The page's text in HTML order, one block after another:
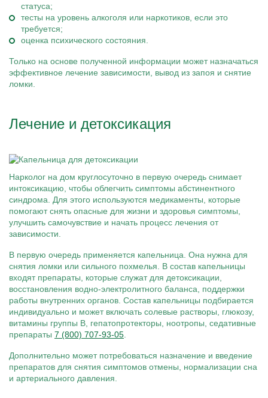
статуса;
тесты на уровень алкоголя или наркотиков, если это
требуется;
оценка психического состояния.
Только на основе полученной информации может назначаться
эффективное лечение зависимости, вывод из запоя и снятие
ломки.
Лечение и детоксикация
Нарколог на дом круглосуточно в первую очередь снимает
интоксикацию, чтобы облегчить симптомы абстинентного
синдрома. Для этого используются медикаменты, которые
помогают снять опасные для жизни и здоровья симптомы,
улучшить самочувствие и начать процесс лечения от
зависимости.
В первую очередь применяется капельница. Она нужна для
снятия ломки или сильного похмелья. В состав капельницы
входят препараты, которые служат для детоксикации,
восстановления водно-электролитного баланса, поддержки
работы внутренних органов. Состав капельницы подбирается
индивидуально и может включать солевые растворы, глюкозу,
витамины группы B, гепатопротекторы, ноотропы, седативные
препараты 7 (800) 707-93-05
Дополнительно может потребоваться назначение и введение
препаратов для снятия симптомов отмены, нормализации сна
и артериального давления.